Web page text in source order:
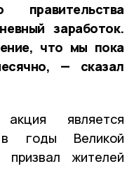
правительства
заработок.
что мы пока
— сказал
является
годы Великой
жителей